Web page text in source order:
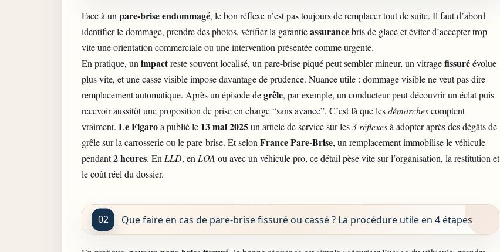
Face à un pare-brise endommagé, le bon réflexe n’est pas toujours de remplacer tout de suite. Il faut d’abord
identifier le dommage, prendre des photos, vérifier la garantieassurancebris de glace et éviter d’accepter trop
vite une orientation commerciale ou une intervention présentée comme urgente.
En pratique, un impactreste souvent localisé, un pare-brise piqué peut sembler mineur, un vitragefissuréévolue
plus vite, et une casse visible impose davantage de prudence. Nuance utile : dommage visible ne veut pas dire
remplacement automatique. Après un épisode degrêle, par exemple, un conducteur peut découvrir un éclat puis
recevoir aussitôt une proposition de prise en charge “sans avance”. C’est là que lesdémarchescomptent
vraiment. Le Figaroa publié le 13 mai 2025un article de service sur les3 réflexesà adopter après des dégâts de
grêle sur la carrosserie ou le pare-brise. Et selon France Pare-Brise, un remplacement immobilise le véhicule
pendant2 heures. En LLD, en LOA ou avec un véhicule pro, ce détail pèse vite sur l’organisation, la restitution et
le coût réel du dossier.
Que faire en cas de pare-brise fissuré ou cassé ? La procédure utile en 4 étapes